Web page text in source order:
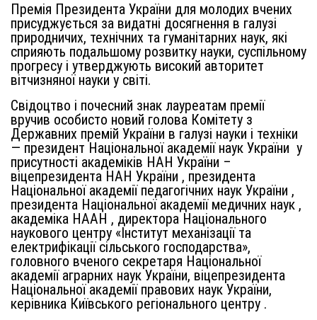
Премія Президента України для молодих вчених
присуджується за видатні досягнення в галузі
природничих, технічних та гуманітарних наук, які
сприяють подальшому розвитку науки, суспільному
прогресу і утверджують високий авторитет
вітчизняної науки у світі.
Свідоцтво і почесний знак лауреатам премії
вручив особисто новий голова Комітету з
Державних премій України в галузі науки і техніки
— президент Національної академії наук України у
присутності академіків НАН України –
віцепрезидента НАН України , президента
Національної академії педагогічних наук України ,
президента Національної академії медичних наук ,
академіка НААН , директора Національного
наукового центру «Інститут механізації та
електрифікації сільського господарства»,
головного вченого секретаря Національної
академії аграрних наук України, віцепрезидента
Національної академії правових наук України,
керівника Київського регіонального центру .